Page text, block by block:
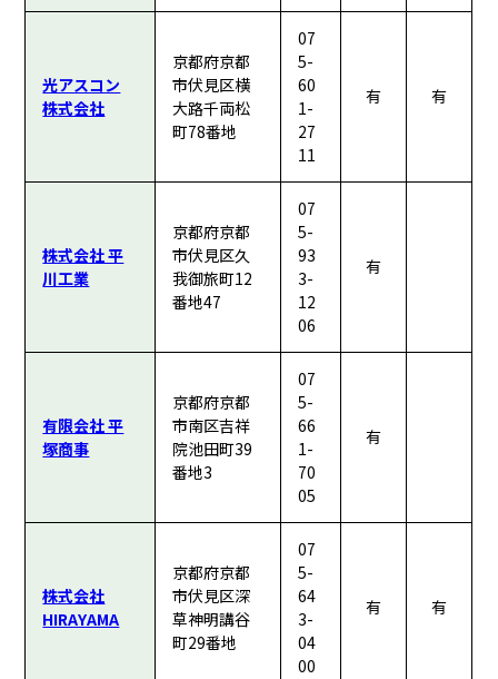
光アスコン
株式会社
京都府京都
市伏見区横
大路千両松
町78番地
07
5-
60
1-
27
11
有 有
株式会社 平
川工業
京都府京都
市伏見区久
我御旅町12
番地47
07
5-
93
3-
12
06
有
有限会社 平
塚商事
京都府京都
市南区吉祥
院池田町39
番地3
07
5-
66
1-
70
05
有
株式会社
HIRAYAMA
京都府京都
市伏見区深
草神明講谷
町29番地
07
5-
64
3-
04
00
有 有